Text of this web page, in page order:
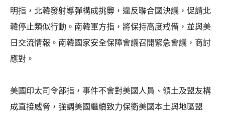
明指，北韓發射導彈構成挑釁，違反聯合國決議，促請北
韓停止類似行動。南韓軍方指，將保持高度戒備，並與美
日交流情報。南韓國家安全保障會議召開緊急會議，商討
應對。
美國印太司令部指，事件不會對美國人員、領土及盟友構
成直接威脅，強調美國繼續致力保衛美國本土與地區盟